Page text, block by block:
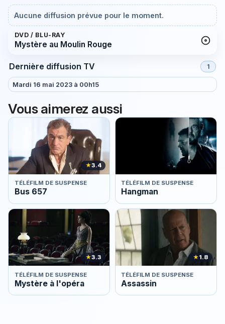
Aucune diffusion prévue pour le moment.
DVD / BLU-RAY
Mystère au Moulin Rouge
Dernière diffusion TV 1
Mardi 16 mai 2023 à 00h15
Vous aimerez aussi
★3.4
TÉLÉFILM DE SUSPENSE
Bus 657
TÉLÉFILM DE SUSPENSE
Hangman
★3.3
TÉLÉFILM DE SUSPENSE
Mystère à l'opéra
★1.8
TÉLÉFILM DE SUSPENSE
Assassin